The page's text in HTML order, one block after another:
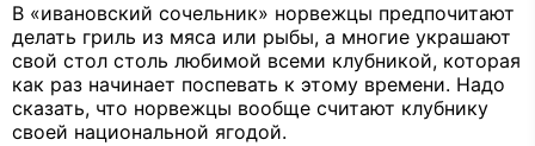
В «ивановский сочельник» норвежцы предпочитают
делать гриль из мяса или рыбы, а многие украшают
свой стол столь любимой всеми клубникой, которая
как раз начинает поспевать к этому времени. Надо
сказать, что норвежцы вообще считают клубнику
своей национальной ягодой.